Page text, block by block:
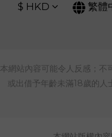
$ HKD 繁體
本網站內容可能令人反感；不
或出借予年齡未滿18歲的人